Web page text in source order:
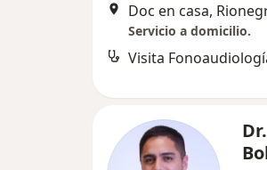
Doc en casa,
Servicio a domicilio.
Visita